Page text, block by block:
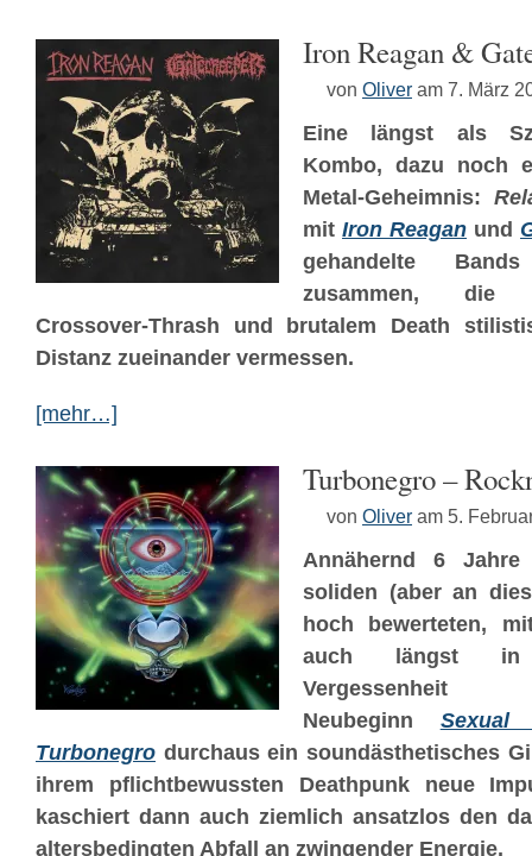
Iron Reagan &
von Oliver am 7. März
Eine längst als
Kombo, dazu noch
Metal-Geheimnis:
mit Iron Reagan und
gehandelte
zusammen, die
Crossover-Thrash und brutalem Death
Distanz zueinander vermessen.
[mehr…]
Turbonegro –
von Oliver am 5.
Annähernd 6
soliden (aber an
hoch bewerteten,
auch längst in
Vergessenheit
Neubeginn Sexual
Turbonegro durchaus ein soundästhetisches
ihrem pflichtbewussten Deathpunk neue
kaschiert dann auch ziemlich ansatzlos den
altersbedingten Abfall an zwingender Energie.